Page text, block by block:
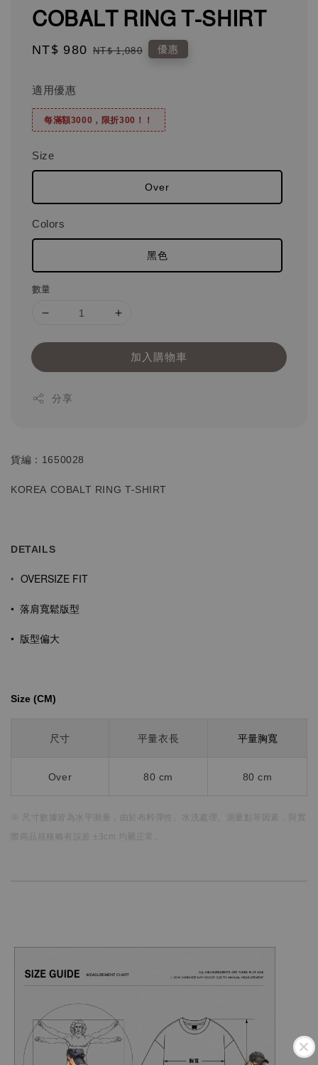
COBALT RING T-SHIRT
Sale
NT$ 980 Regular
NT$ 1,080 優惠
適用優惠
每滿額3000，限折300！！
Size
Over
Colors
黑色
數量
加入購物車
分享
貨編：1650028
KOREA COBALT RING T-SHIRT
DETAILS
• OVERSIZE FIT
• 落肩寬鬆版型
• 版型偏大
Size (CM)⁡⁡
尺寸 平量衣長 平量胸寬
Over 80 cm 80 cm
※ 尺寸數據皆為水平測量， 由於布料彈性、水洗處理、測量點等因素，
際商品規格略有誤差 ±3cm 均屬正常。